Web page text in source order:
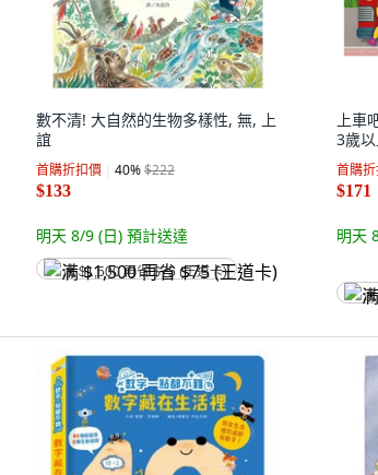
數不清! 大自然的生物多樣性, 無, 上
誼
首購折扣價 40%$222
$133
明天 8/9 (日) 預計送達
满 $1,500 再省 $75 (王道卡)
上車
3歲
首購
$171
明天